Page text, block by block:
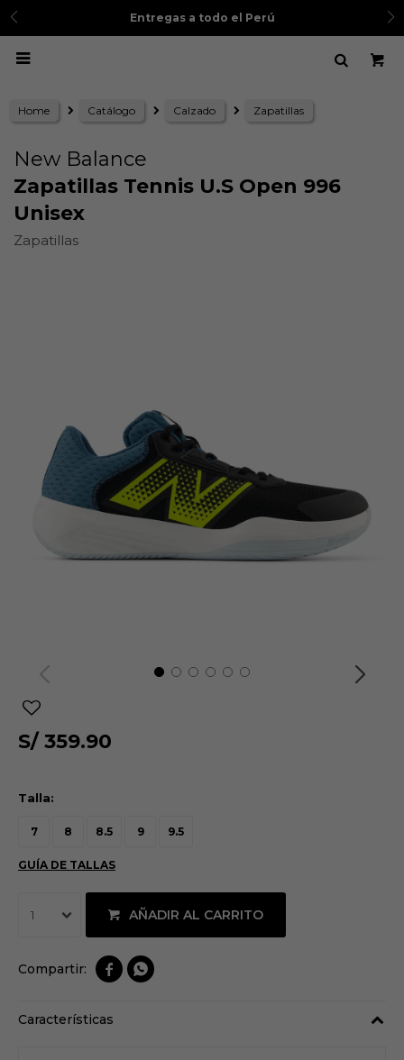
Entregas a todo el Perú 3 cuotas sin

Home Catálogo Calzado Zapatillas
New Balance
Zapatillas Tennis U.S Open 996
Unisex
Zapatillas
S/ 359.90
Talla:
7 8 8.5 9 9.5
GUÍA DE TALLAS
1 AÑADIR AL CARRITO
 
Características